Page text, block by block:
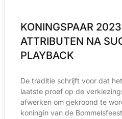
KONINGSPAAR
ATTRIBUTEN NA
PLAYBACK
De traditie schrijft voor dat
laatste proef op de
afwerken om gekroond te
koningin van de